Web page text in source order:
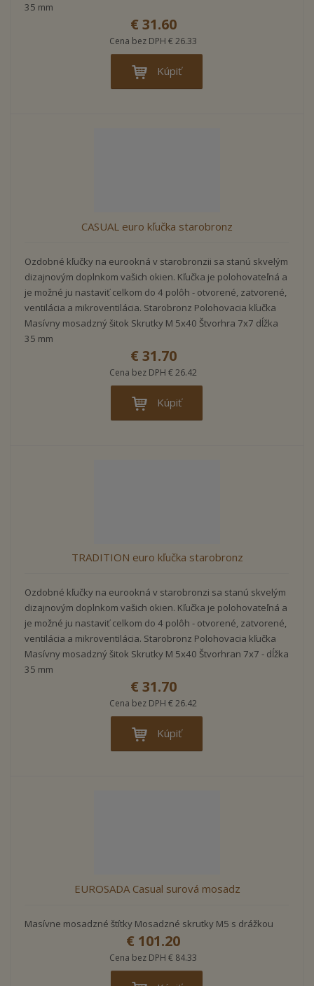
35 mm
€ 31.60
Cena bez DPH € 26.33
Kúpiť
CASUAL euro kľučka starobronz
Ozdobné kľučky na eurookná v starobronzii sa stanú skvelým
dizajnovým doplnkom vašich okien. Kľučka je polohovateľná a
je možné ju nastaviť celkom do 4 polôh - otvorené, zatvorené,
ventilácia a mikroventilácia. Starobronz Polohovacia kľučka
Masívny mosadzný šitok Skrutky M 5x40 Štvorhra 7x7 dĺžka
35 mm
€ 31.70
Cena bez DPH € 26.42
Kúpiť
TRADITION euro kľučka starobronz
Ozdobné kľučky na eurookná v starobronzi sa stanú skvelým
dizajnovým doplnkom vašich okien. Kľučka je polohovateľná a
je možné ju nastaviť celkom do 4 polôh - otvorené, zatvorené,
ventilácia a mikroventilácia. Starobronz Polohovacia kľučka
Masívny mosadzný šitok Skrutky M 5x40 Štvorhran 7x7 - dĺžka
35 mm
€ 31.70
Cena bez DPH € 26.42
Kúpiť
EUROSADA Casual surová mosadz
Masívne mosadzné štítky Mosadzné skrutky M5 s drážkou
€ 101.20
Cena bez DPH € 84.33